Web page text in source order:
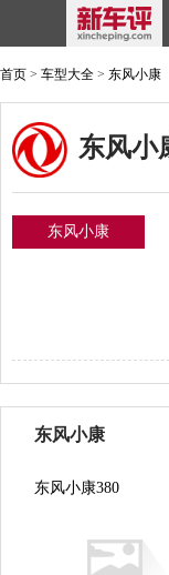
首页 > 车型大全 > 东风小康
东风小
东风小康
东风小康
东风小康380